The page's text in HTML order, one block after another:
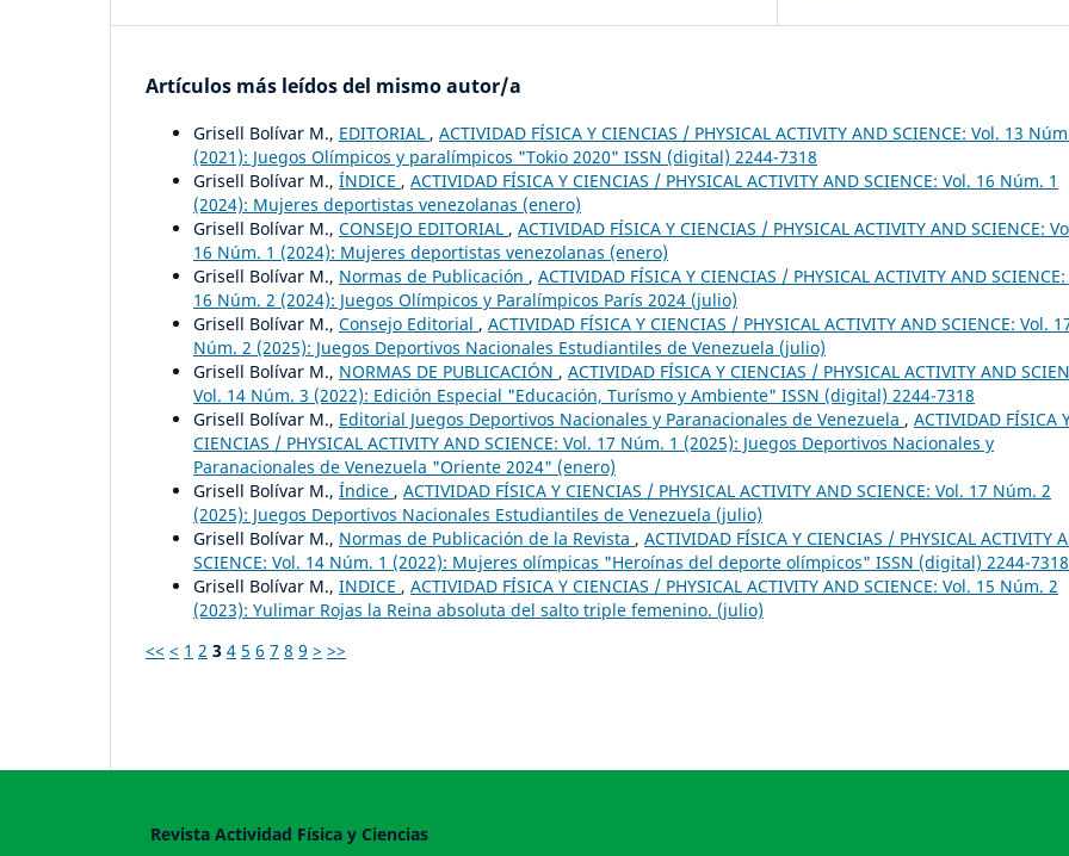
Artículos más leídos del mismo autor/a
Grisell Bolívar M., EDITORIAL , ACTIVIDAD FÍSICA Y CIENCIAS / PHYSICAL ACTIVITY AND SCIENCE: Vol. 13
(2021): Juegos Olímpicos y paralímpicos "Tokio 2020" ISSN (digital) 2244-7318
Grisell Bolívar M., ÍNDICE , ACTIVIDAD FÍSICA Y CIENCIAS / PHYSICAL ACTIVITY AND SCIENCE: Vol. 16 Núm. 1
(2024): Mujeres deportistas venezolanas (enero)
Grisell Bolívar M., CONSEJO EDITORIAL , ACTIVIDAD FÍSICA Y CIENCIAS / PHYSICAL ACTIVITY AND SCIENCE:
16 Núm. 1 (2024): Mujeres deportistas venezolanas (enero)
Grisell Bolívar M., Normas de Publicación , ACTIVIDAD FÍSICA Y CIENCIAS / PHYSICAL ACTIVITY AND
16 Núm. 2 (2024): Juegos Olímpicos y Paralímpicos París 2024 (julio)
Grisell Bolívar M., Consejo Editorial , ACTIVIDAD FÍSICA Y CIENCIAS / PHYSICAL ACTIVITY AND SCIENCE: Vol.
Núm. 2 (2025): Juegos Deportivos Nacionales Estudiantiles de Venezuela (julio)
Grisell Bolívar M., NORMAS DE PUBLICACIÓN , ACTIVIDAD FÍSICA Y CIENCIAS / PHYSICAL ACTIVITY AND
Vol. 14 Núm. 3 (2022): Edición Especial "Educación, Turísmo y Ambiente" ISSN (digital) 2244-7318
Grisell Bolívar M., Editorial Juegos Deportivos Nacionales y Paranacionales de Venezuela , ACTIVIDAD FÍSICA
CIENCIAS / PHYSICAL ACTIVITY AND SCIENCE: Vol. 17 Núm. 1 (2025): Juegos Deportivos Nacionales y
Paranacionales de Venezuela "Oriente 2024" (enero)
Grisell Bolívar M., Índice , ACTIVIDAD FÍSICA Y CIENCIAS / PHYSICAL ACTIVITY AND SCIENCE: Vol. 17 Núm. 2
(2025): Juegos Deportivos Nacionales Estudiantiles de Venezuela (julio)
Grisell Bolívar M., Normas de Publicación de la Revista , ACTIVIDAD FÍSICA Y CIENCIAS / PHYSICAL ACTIVITY
SCIENCE: Vol. 14 Núm. 1 (2022): Mujeres olímpicas "Heroínas del deporte olímpicos" ISSN (digital) 2244-7318
Grisell Bolívar M., INDICE , ACTIVIDAD FÍSICA Y CIENCIAS / PHYSICAL ACTIVITY AND SCIENCE: Vol. 15 Núm. 2
(2023): Yulimar Rojas la Reina absoluta del salto triple femenino. (julio)
<< < 1 2 3 4 5 6 7 8 9 > >>
Revista Actividad Física y Ciencias